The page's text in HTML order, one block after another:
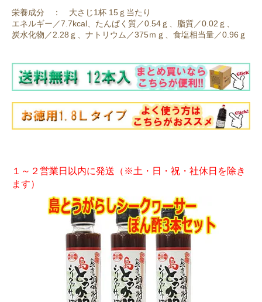
栄養成分 ： 大さじ1杯 15ｇ当たり
エネルギー／7.7kcal、たんぱく質／0.54ｇ、脂質／0.02ｇ、
炭水化物／2.28ｇ、ナトリウム／375ｍｇ、食塩相当量／0.96ｇ
１～２営業日以内に発送（※土・日・祝・社休日を除き
ます）